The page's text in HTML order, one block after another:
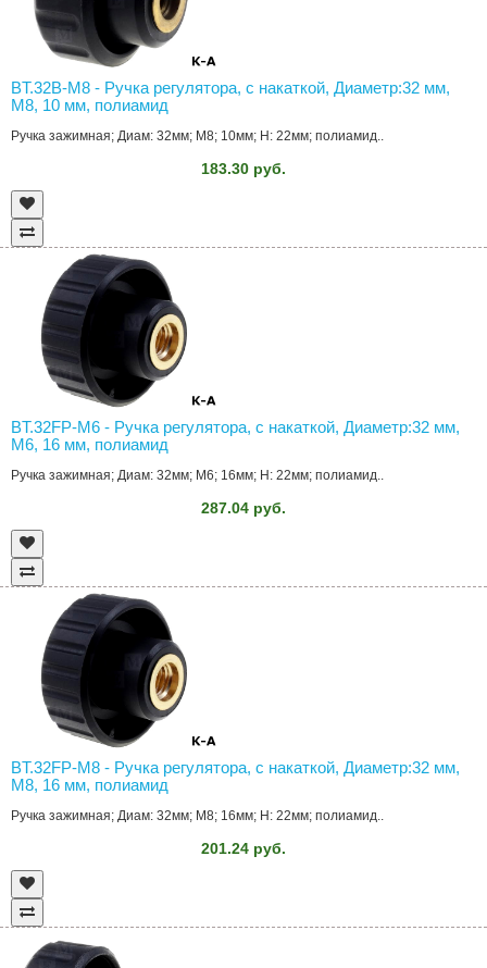
BT.32B-M8 - Ручка регулятора, с накаткой, Диаметр:32 мм,
M8, 10 мм, полиамид
Ручка зажимная; Диам: 32мм; M8; 10мм; H: 22мм; полиамид..
183.30 руб.
BT.32FP-M6 - Ручка регулятора, с накаткой, Диаметр:32 мм,
M6, 16 мм, полиамид
Ручка зажимная; Диам: 32мм; M6; 16мм; H: 22мм; полиамид..
287.04 руб.
BT.32FP-M8 - Ручка регулятора, с накаткой, Диаметр:32 мм,
M8, 16 мм, полиамид
Ручка зажимная; Диам: 32мм; M8; 16мм; H: 22мм; полиамид..
201.24 руб.